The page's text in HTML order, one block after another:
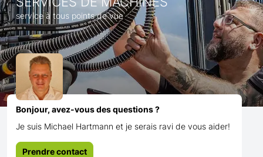
service à tous points de vue
Bonjour, avez-vous des questions ?
Je suis Michael Hartmann et je serais ravi de vous aider!
Prendre contact